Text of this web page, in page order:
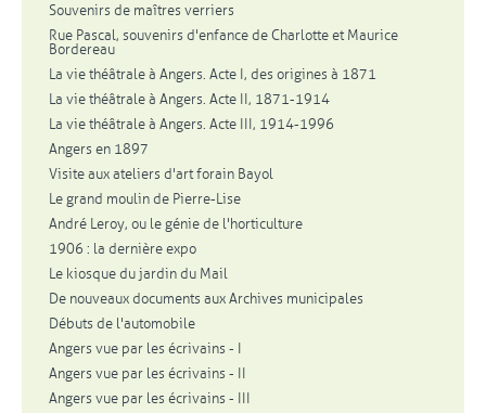
Souvenirs de maîtres verriers
Rue Pascal, souvenirs d'enfance de Charlotte et Maurice
Bordereau
La vie théâtrale à Angers. Acte I, des origines à 1871
La vie théâtrale à Angers. Acte II, 1871-1914
La vie théâtrale à Angers. Acte III, 1914-1996
Angers en 1897
Visite aux ateliers d'art forain Bayol
Le grand moulin de Pierre-Lise
André Leroy, ou le génie de l'horticulture
1906 : la dernière expo
Le kiosque du jardin du Mail
De nouveaux documents aux Archives municipales
Débuts de l'automobile
Angers vue par les écrivains - I
Angers vue par les écrivains - II
Angers vue par les écrivains - III